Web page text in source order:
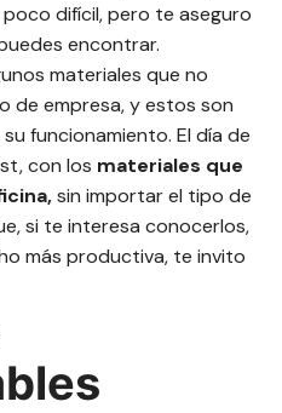
difícil, pero te aseguro
encontrar.
materiales que no
de empresa, y estos son
funcionamiento. El día de
con los materiales que
sin importar el tipo de
si te interesa conocerlos,
más productiva, te invito